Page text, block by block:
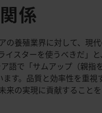
係
養殖業界に対して、現
イスターを使うべきだ」
語で「サムアップ（親指
ます。品質と効率性を重
来の実現に貢献すること